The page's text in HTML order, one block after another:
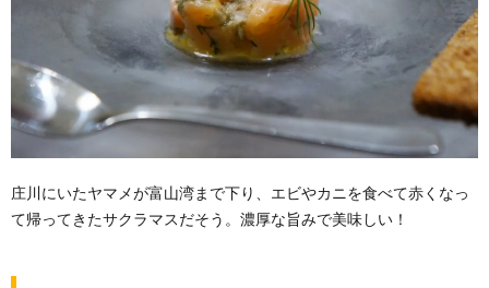
庄川にいたヤマメが富山湾まで下り、エビやカニを食べて赤くなっ
て帰ってきたサクラマスだそう。濃厚な旨みで美味しい！